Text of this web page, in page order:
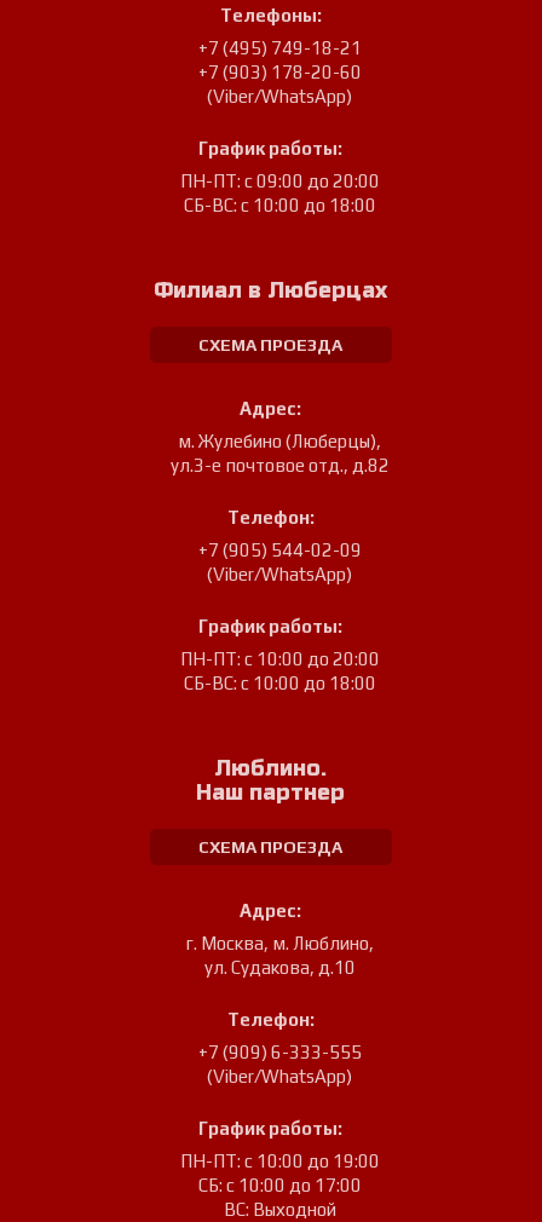
Телефоны:
+7 (495) 749-18-21
+7 (903) 178-20-60
(Viber/WhatsApp)
График работы:
ПН-ПТ: с 09:00 до 20:00
СБ-ВС: с 10:00 до 18:00
Филиал в Люберцах
СХЕМА ПРОЕЗДА
Адрес:
м. Жулебино (Люберцы),
ул.3-е почтовое отд., д.82
Телефон:
+7 (905) 544-02-09
(Viber/WhatsApp)
График работы:
ПН-ПТ: с 10:00 до 20:00
СБ-ВС: с 10:00 до 18:00
Люблино.
Наш партнер
СХЕМА ПРОЕЗДА
Адрес:
г. Москва, м. Люблино,
ул. Судакова, д.10
Телефон:
+7 (909) 6-333-555
(Viber/WhatsApp)
График работы:
ПН-ПТ: с 10:00 до 19:00
СБ: с 10:00 до 17:00
ВС: Выходной